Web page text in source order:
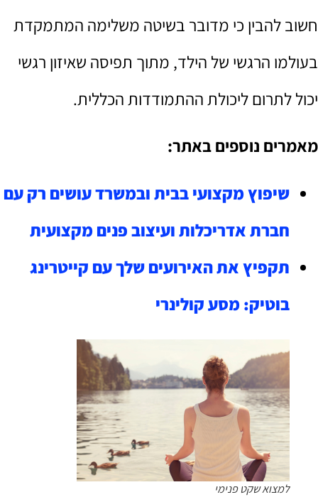
חשוב להבין כי מדובר בשיטה משלימה המתמקדת
בעולמו הרגשי של הילד, מתוך תפיסה שאיזון רגשי
יכול לתרום ליכולת ההתמודדות הכללית.
מאמרים נוספים באתר:
שיפוץ מקצועי בבית ובמשרד עושים רק עם
חברת אדריכלות ועיצוב פנים מקצועית
תקפיץ את האירועים שלך עם קייטרינג
בוטיק: מסע קולינרי
למצוא שקט פנימי